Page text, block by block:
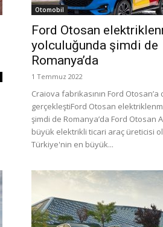
Otomobil
Ford Otosan
yolculuğunda şimdi de
Romanya’da
1 Temmuz 2022
Craiova fabrikasının Ford Otosan’a
gerçekleştiFord Otosan
şimdi de Romanya’da Ford Otosan
büyük elektrikli ticari araç üreticisi
Türkiye'nin en büyük...